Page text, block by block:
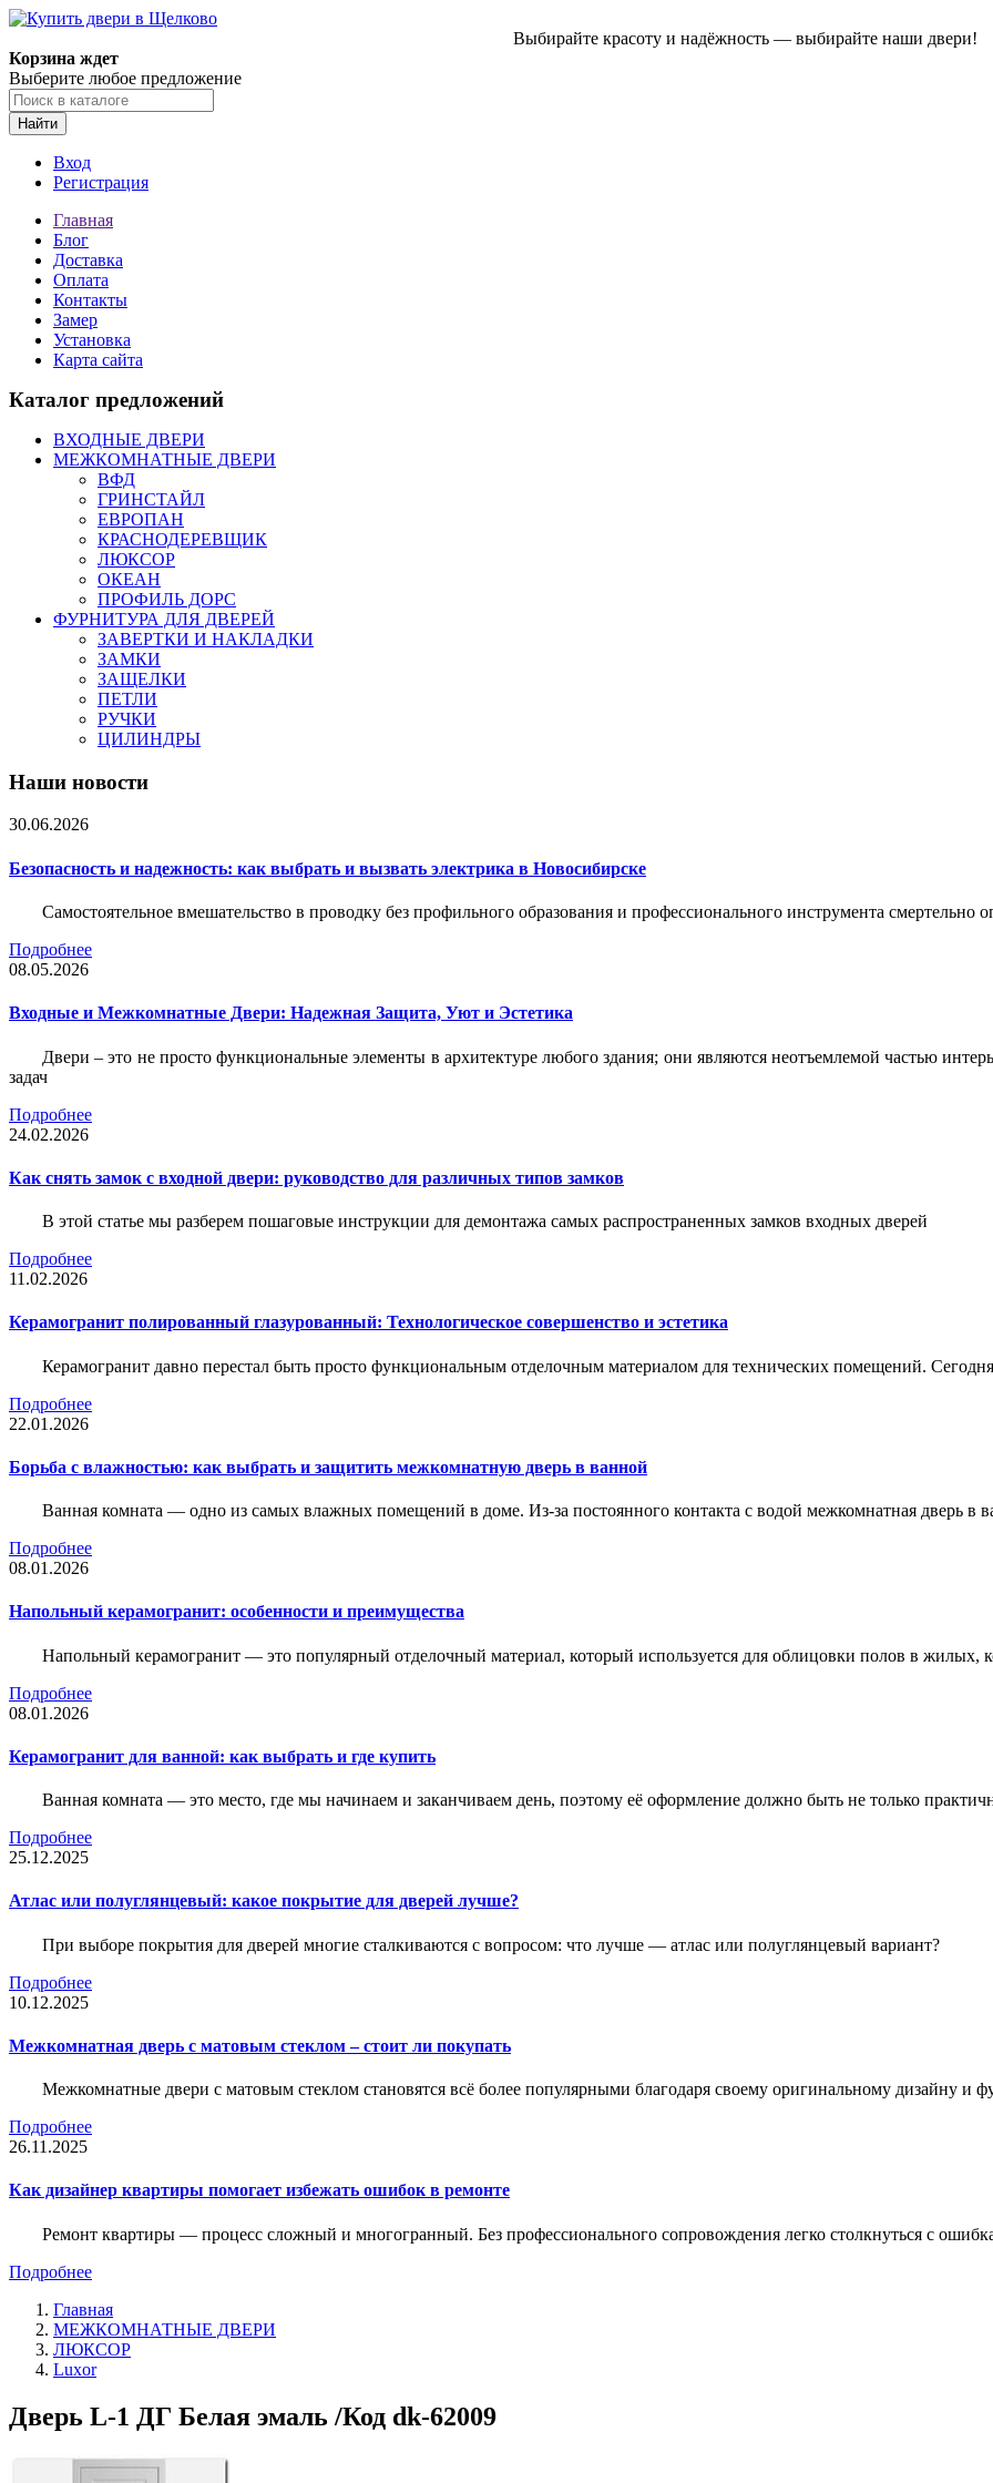
Выбирайте красоту и надёжность — выбирайте наши двери!
Корзина ждет
Выберите любое предложение
Найти
Вход
Регистрация
Главная
Блог
Доставка
Оплата
Контакты
Замер
Установка
Карта сайта
Каталог предложений
ВХОДНЫЕ ДВЕРИ
МЕЖКОМНАТНЫЕ ДВЕРИ
ВФД
ГРИНСТАЙЛ
ЕВРОПАН
КРАСНОДЕРЕВЩИК
ЛЮКСОР
ОКЕАН
ПРОФИЛЬ ДОРС
ФУРНИТУРА ДЛЯ ДВЕРЕЙ
ЗАВЕРТКИ И НАКЛАДКИ
ЗАМКИ
ЗАЩЕЛКИ
ПЕТЛИ
РУЧКИ
ЦИЛИНДРЫ
Наши новости
30.06.2026
Безопасность и надежность: как выбрать и вызвать электрика в Новосибирске
Самостоятельное вмешательство в проводку без профильного образования и профессионального инструмента смертельно
Подробнее
08.05.2026
Входные и Межкомнатные Двери: Надежная Защита, Уют и Эстетика
Двери – это не просто функциональные элементы в архитектуре любого здания; они являются неотъемлемой частью
задач
Подробнее
24.02.2026
Как снять замок с входной двери: руководство для различных типов замков
В этой статье мы разберем пошаговые инструкции для демонтажа самых распространенных замков входных дверей
Подробнее
11.02.2026
Керамогранит полированный глазурованный: Технологическое совершенство и эстетика
Керамогранит давно перестал быть просто функциональным отделочным материалом для технических помещений.
Подробнее
22.01.2026
Борьба с влажностью: как выбрать и защитить межкомнатную дверь в ванной
Ванная комната — одно из самых влажных помещений в доме. Из-за постоянного контакта с водой межкомнатная дверь в
Подробнее
08.01.2026
Напольный керамогранит: особенности и преимущества
Напольный керамогранит — это популярный отделочный материал, который используется для облицовки полов в
Подробнее
08.01.2026
Керамогранит для ванной: как выбрать и где купить
Ванная комната — это место, где мы начинаем и заканчиваем день, поэтому её оформление должно быть не только
Подробнее
25.12.2025
Атлас или полуглянцевый: какое покрытие для дверей лучше?
При выборе покрытия для дверей многие сталкиваются с вопросом: что лучше — атлас или полуглянцевый вариант?
Подробнее
10.12.2025
Межкомнатная дверь с матовым стеклом – стоит ли покупать
Межкомнатные двери с матовым стеклом становятся всё более популярными благодаря своему оригинальному дизайну и
Подробнее
26.11.2025
Как дизайнер квартиры помогает избежать ошибок в ремонте
Ремонт квартиры — процесс сложный и многогранный. Без профессионального сопровождения легко столкнуться с
Подробнее
Главная
МЕЖКОМНАТНЫЕ ДВЕРИ
ЛЮКСОР
Luxor
Дверь L-1 ДГ Белая эмаль /Код dk-62009